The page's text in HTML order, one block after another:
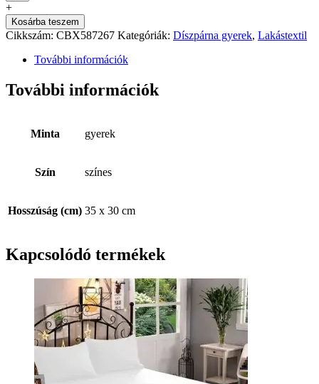
+
Kosárba teszem
Cikkszám: CBX587267 Kategóriák: Díszpárna gyerek, Lakástextil
További információk
További információk
Minta gyerek
Szín színes
Hosszúság (cm) 35 x 30 cm
Kapcsolódó termékek